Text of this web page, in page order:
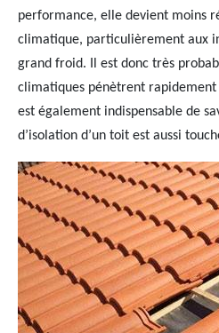
performance, elle devient moins
climatique, particulièrement aux
grand froid. Il est donc très
climatiques pénètrent rapidement
est également indispensable de
d’isolation d’un toit est aussi